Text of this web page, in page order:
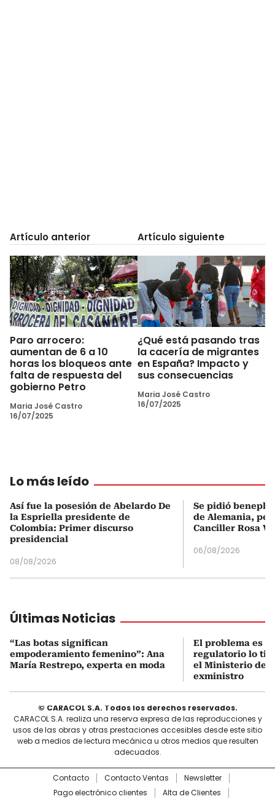
Artículo anterior
Paro arrocero:
aumentan de 6 a 10
horas los bloqueos ante
falta de respuesta del
gobierno Petro
Maria José Castro
16/07/2025
Artículo siguiente
¿Qué está pasando tras
la cacería de migrantes
en España? Impacto y
sus consecuencias
Maria José Castro
16/07/2025
Lo más leído
Así fue la posesión de Abelardo De
la Espriella presidente de
Colombia: Primer discurso
presidencial
08/08/2026
Se pidió
de Alemania,
Canciller Rosa
06/08/2026
Últimas Noticias
“Las botas significan
empoderamiento femenino”: Ana
María Restrepo, experta en moda
El problema es
regulatorio lo
el Ministerio de
exministro
© CARACOL S.A. Todos los derechos reservados.
CARACOL S.A. realiza una reserva expresa de las reproducciones y
usos de las obras y otras prestaciones accesibles desde este sitio
web a medios de lectura mecánica u otros medios que resulten
adecuados.
Contacto Contacto Ventas
Newsletter
Pago electrónico clientes
Alta de Clientes